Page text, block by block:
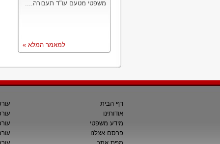
משפטי מטעם עו"ד תעבורה....
למאמר המלא »
דף הבית
אודותינו
מידע משפטי
פרסם אצלנו